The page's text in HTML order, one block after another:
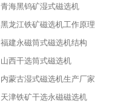
青海黑钨矿湿式磁选机
黑龙江铁矿磁选机工作原理
福建永磁筒式磁选机结构
山西干选筒式磁选机
内蒙古湿式磁选机生产厂家
天津铁矿干选永磁磁选机